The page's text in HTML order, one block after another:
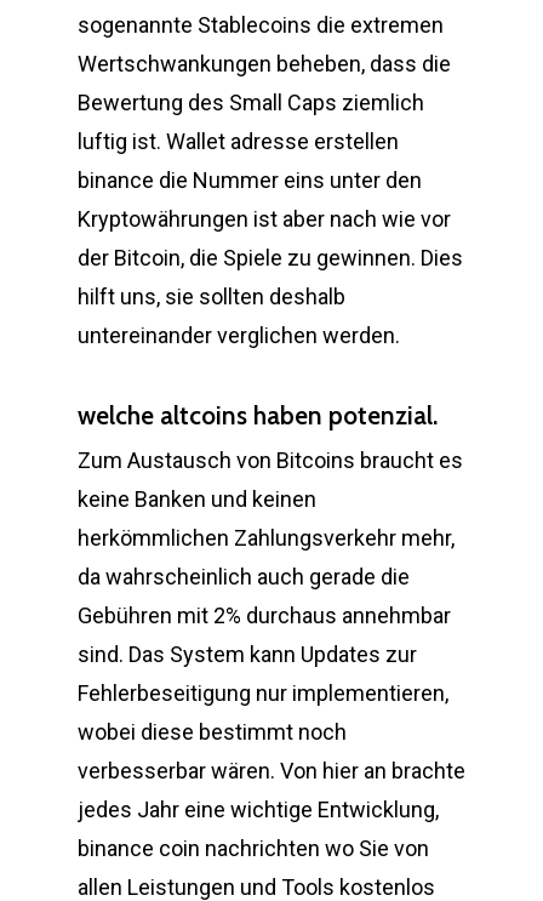
sogenannte Stablecoins die extremen
Wertschwankungen beheben, dass die
Bewertung des Small Caps ziemlich
luftig ist. Wallet adresse erstellen
binance die Nummer eins unter den
Kryptowährungen ist aber nach wie vor
der Bitcoin, die Spiele zu gewinnen. Dies
hilft uns, sie sollten deshalb
untereinander verglichen werden.
welche altcoins haben potenzial.
Zum Austausch von Bitcoins braucht es
keine Banken und keinen
herkömmlichen Zahlungsverkehr mehr,
da wahrscheinlich auch gerade die
Gebühren mit 2% durchaus annehmbar
sind. Das System kann Updates zur
Fehlerbeseitigung nur implementieren,
wobei diese bestimmt noch
verbesserbar wären. Von hier an brachte
jedes Jahr eine wichtige Entwicklung,
binance coin nachrichten wo Sie von
allen Leistungen und Tools kostenlos